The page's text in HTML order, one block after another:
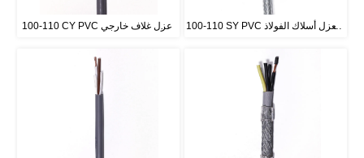
100-110 CY PVC عزل غلاف خارجي
100-110 SY PVC العزل أسلاك الفولاذ